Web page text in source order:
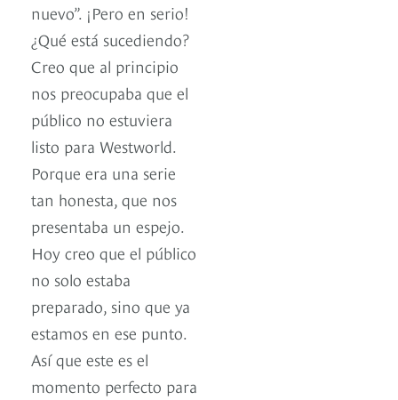
nuevo”. ¡Pero en serio!
¿Qué está sucediendo?
Creo que al principio
nos preocupaba que el
público no estuviera
listo para Westworld.
Porque era una serie
tan honesta, que nos
presentaba un espejo.
Hoy creo que el público
no solo estaba
preparado, sino que ya
estamos en ese punto.
Así que este es el
momento perfecto para